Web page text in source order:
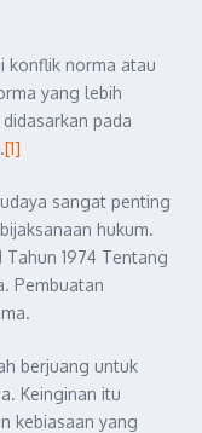
konflik norma atau
yang lebih
pada
[1]
sangat penting
hukum.
1974 Tentang
Pembuatan
berjuang untuk
Keinginan itu
kebiasaan yang